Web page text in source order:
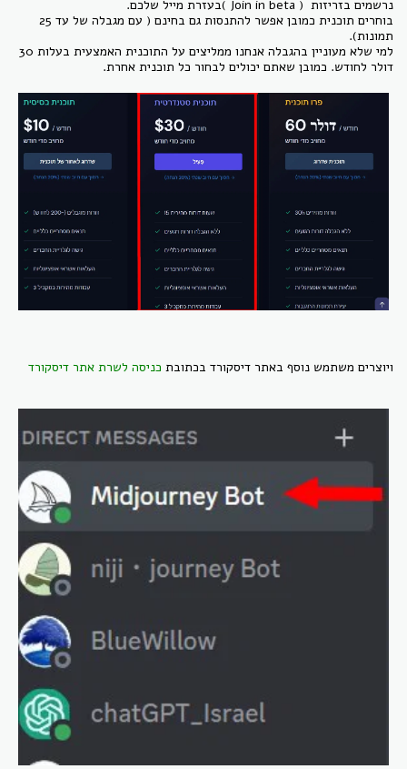
נרשמים בזריזות ( Join in beta )בעזרת מייל שלכם.
בוחרים תוכנית כמובן אפשר להתנסות גם בחינם ( עם מגבלה של עד 25
תמונות).
למי שלא מעוניין בהגבלה אנחנו ממליצים על התוכנית האמצעית בעלות 30
דולר לחודש. כמובן שאתם יכולים לבחור כל תוכנית אחרת.
ויוצרים משתמש נוסף באתר דיסקורד בכתובת כניסה לשרת אתר דיסקורד